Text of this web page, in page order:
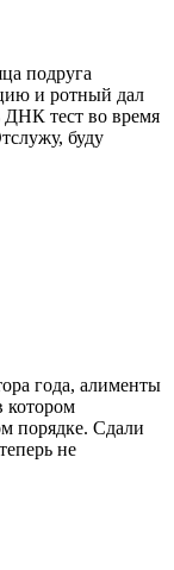
подруга
и ротный дал
ДНК тест во время
буду
года, алименты
котором
порядке. Сдали
не